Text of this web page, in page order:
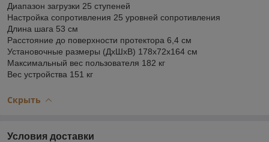
Диапазон загрузки 25 ступеней
Настройка сопротивления 25 уровней сопротивления
Длина шага 53 см
Расстояние до поверхности протектора 6,4 см
Установочные размеры (ДхШхВ) 178х72х164 см
Максимальный вес пользователя 182 кг
Вес устройства 151 кг
Скрыть
Условия доставки